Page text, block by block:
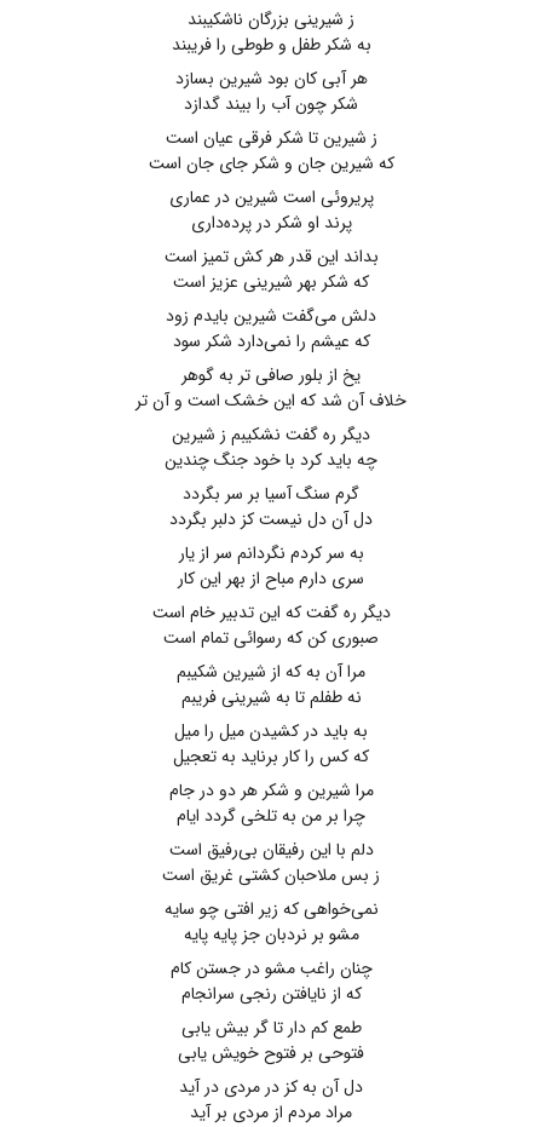
ز شیرینی بزرگان ناشکیبند
به شکر طفل و طوطی را فریبند
هر آبی کان بود شیرین بسازد
شکر چون آب را بیند گدازد
ز شیرین تا شکر فرقی عیان است
که شیرین جان و شکر جای جان است
پریروئی است شیرین در عماری
پرند او شکر در پرده‌داری
بداند این قدر هر کش تمیز است
که شکر بهر شیرینی عزیز است
دلش می‌گفت شیرین بایدم زود
که عیشم را نمی‌دارد شکر سود
یخ از بلور صافی تر به گوهر
خلاف آن شد که این خشک است و آن تر
دیگر ره گفت نشکیبم ز شیرین
چه باید کرد با خود جنگ چندین
گرم سنگ آسیا بر سر بگردد
دل آن دل نیست کز دلبر بگردد
به سر کردم نگردانم سر از یار
سری دارم مباح از بهر این کار
دیگر ره گفت که این تدبیر خام است
صبوری کن که رسوائی تمام است
مرا آن به که از شیرین شکیبم
نه طفلم تا به شیرینی فریبم
به باید در کشیدن میل را میل
که کس را کار برناید به تعجیل
مرا شیرین و شکر هر دو در جام
چرا بر من به تلخی گردد ایام
دلم با این رفیقان بی‌رفیق است
ز بس ملاحبان کشتی غریق است
نمی‌خواهی که زیر افتی چو سایه
مشو بر نردبان جز پایه پایه
چنان راغب مشو در جستن کام
که از نایافتن رنجی سرانجام
طمع کم دار تا گر بیش یابی
فتوحی بر فتوح خویش یابی
دل آن به کز در مردی در آید
مراد مردم از مردی بر آید